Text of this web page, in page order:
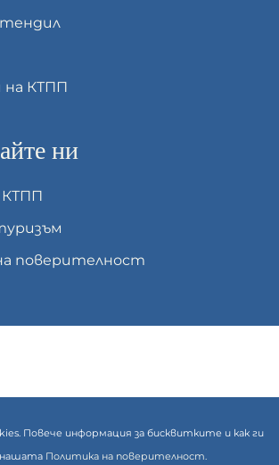
на КТПП
ни
КТПП
поверителност
Повече информация за бисквитките и как ги
нашата Политика на поверителност.